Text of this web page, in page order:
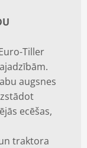
Tiller
augsnes
ecēšas,
traktora